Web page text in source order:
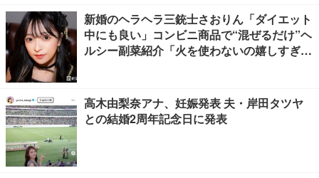
新婚のヘラヘラ三銃士さおりん「ダイエット
中にも良い」コンビニ商品で“混ぜるだけ”ヘ
ルシー副菜紹介「火を使わないの嬉しすぎ
高木由梨奈アナ、妊娠発表 夫・岸田タツヤ
との結婚2周年記念日に発表